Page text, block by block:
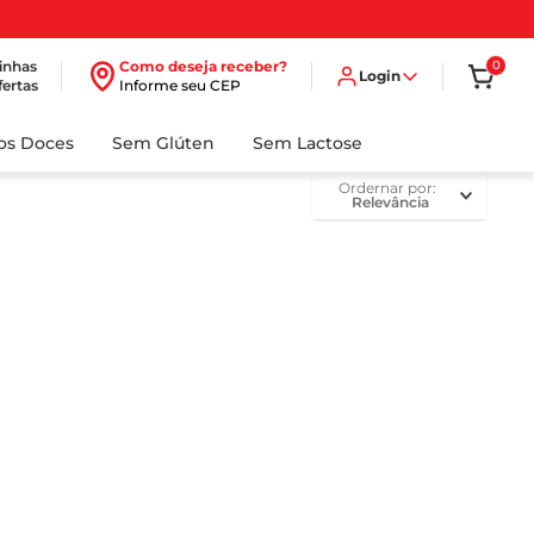
Como deseja receber?
Informe seu CEP
Login
0
Doces Sem Glúten Sem Lactose
ordernar por
Relevância